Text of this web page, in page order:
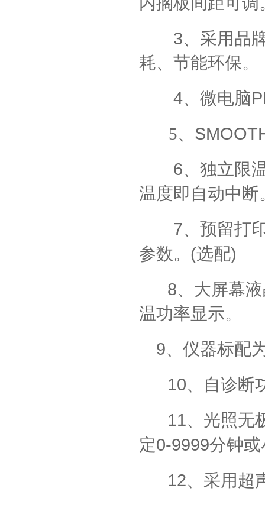
3、采用品
耗、节能环保。
4、微电脑
5、
6、独立限
温度即自动中断
7、预留打
参数。 (选配)
8、大屏幕
温功率显示。
9、仪器标配
10、自诊断
11、光照无
定0-9999分钟
12、采用超